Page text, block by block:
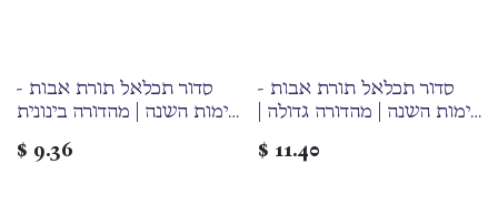
סדור תכלאל תורת אבות -
לימות השנה | מהדורה בינונית
$ 9.36
סדור תכלאל תורת אבות -
לימות השנה | מהדורה גדולה |
$ 11.40